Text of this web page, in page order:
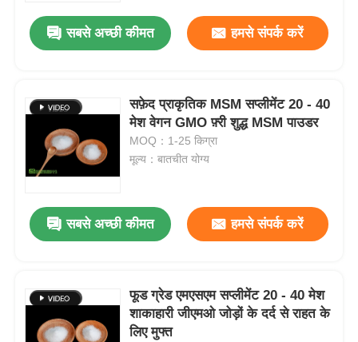
उत्पाद
सबसे अच्छी कीमत हमसे संपर्क करें
सफ़ेद प्राकृतिक MSM सप्लीमेंट 20 - 40
मेश वेगन GMO फ़्री शुद्ध MSM पाउडर
MOQ：1-25 किग्रा
मूल्य：बातचीत योग्य
सबसे अच्छी कीमत हमसे संपर्क करें
फूड ग्रेड एमएसएम सप्लीमेंट 20 - 40 मेश
शाकाहारी जीएमओ जोड़ों के दर्द से राहत के
लिए मुफ्त